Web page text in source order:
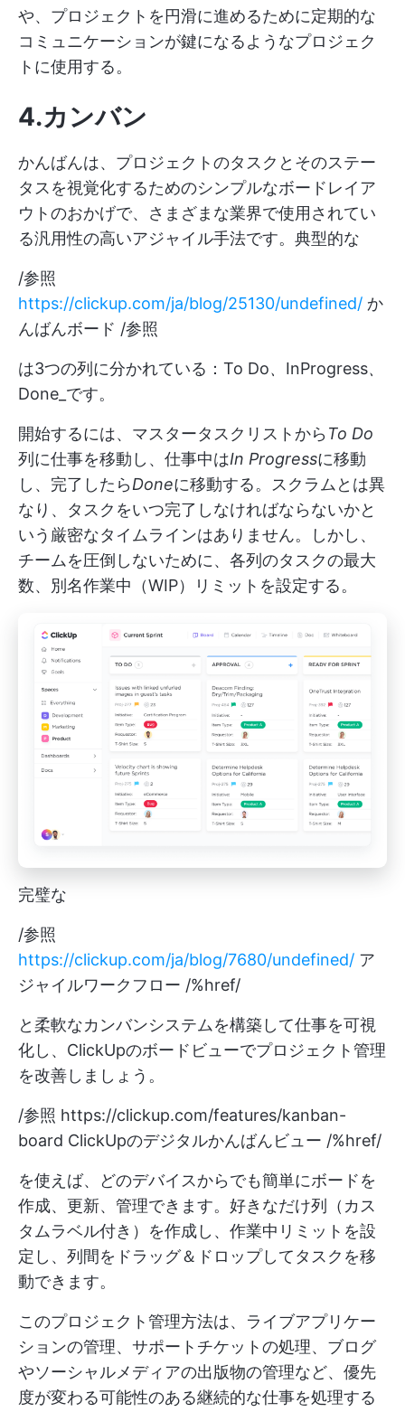
や、プロジェクトを円滑に進めるために定期的な
コミュニケーションが鍵になるようなプロジェク
トに使用する。
4.カンバン
かんばんは、プロジェクトのタスクとそのステー
タスを視覚化するためのシンプルなボードレイア
ウトのおかげで、さまざまな業界で使用されてい
る汎用性の高いアジャイル手法です。典型的な
/参照
https://clickup.com/ja/blog/25130/undefined/ か
んばんボード /参照
は3つの列に分かれている：To Do、 InProgress、
Done_です。
開始するには、マスタータスクリストから To Do
列に仕事を移動し、仕事中はIn Progressに移動
し、完了したらDoneに移動する。スクラムとは異
なり、タスクをいつ完了しなければならないかと
いう厳密なタイムラインはありません。しかし、
チームを圧倒しないために、各列のタスクの最大
数、別名作業中（WIP）リミットを設定する。
完璧な
/参照
https://clickup.com/ja/blog/7680/undefined/ ア
ジャイルワークフロー /%href/
と柔軟なカンバンシステムを構築して仕事を可視
化し、ClickUpのボードビューでプロジェクト管理
を改善しましょう。
/参照 https://clickup.com/features/kanban-
board ClickUpのデジタルかんばんビュー /%href/
を使えば、どのデバイスからでも簡単にボードを
作成、更新、管理できます。好きなだけ列（カス
タムラベル付き）を作成し、作業中リミットを設
定し、列間をドラッグ＆ドロップしてタスクを移
動できます。
このプロジェクト管理方法は、ライブアプリケー
ションの管理、サポートチケットの処理、ブログ
やソーシャルメディアの出版物の管理など、優先
度が変わる可能性のある継続的な仕事を処理する